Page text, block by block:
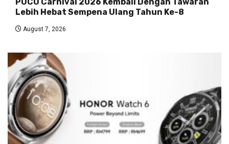
Lebih Hebat Sempena Ulang Tahun Ke-8
August 7, 2026